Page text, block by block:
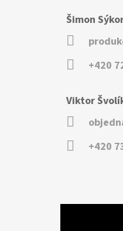
Šimon
+420
Viktor
+420